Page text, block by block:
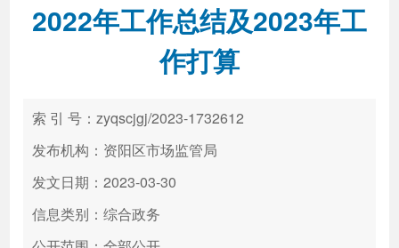
新闻中心 解读回应
政务服务
高效办成一件事
2022年工作总结及2023年工
作打算
索 引 号：zyqscjgj/2023-1732612
发布机构：资阳区市场监管局
发文日期：2023-03-30
信息类别：综合政务